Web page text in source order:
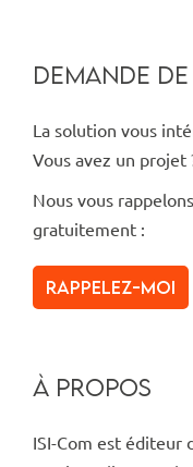
DEMANDE
La solution vous
Vous avez un projet
Nous vous rappelons
gratuitement :
Rappelez-moi
À PROPOS
ISI-Com est éditeur